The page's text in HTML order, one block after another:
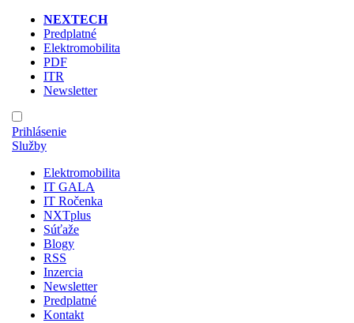
NEXTECH
Predplatné
Elektromobilita
PDF
ITR
Newsletter
Prihlásenie
Služby
Elektromobilita
IT GALA
IT Ročenka
NXTplus
Súťaže
Blogy
RSS
Inzercia
Newsletter
Predplatné
Kontakt